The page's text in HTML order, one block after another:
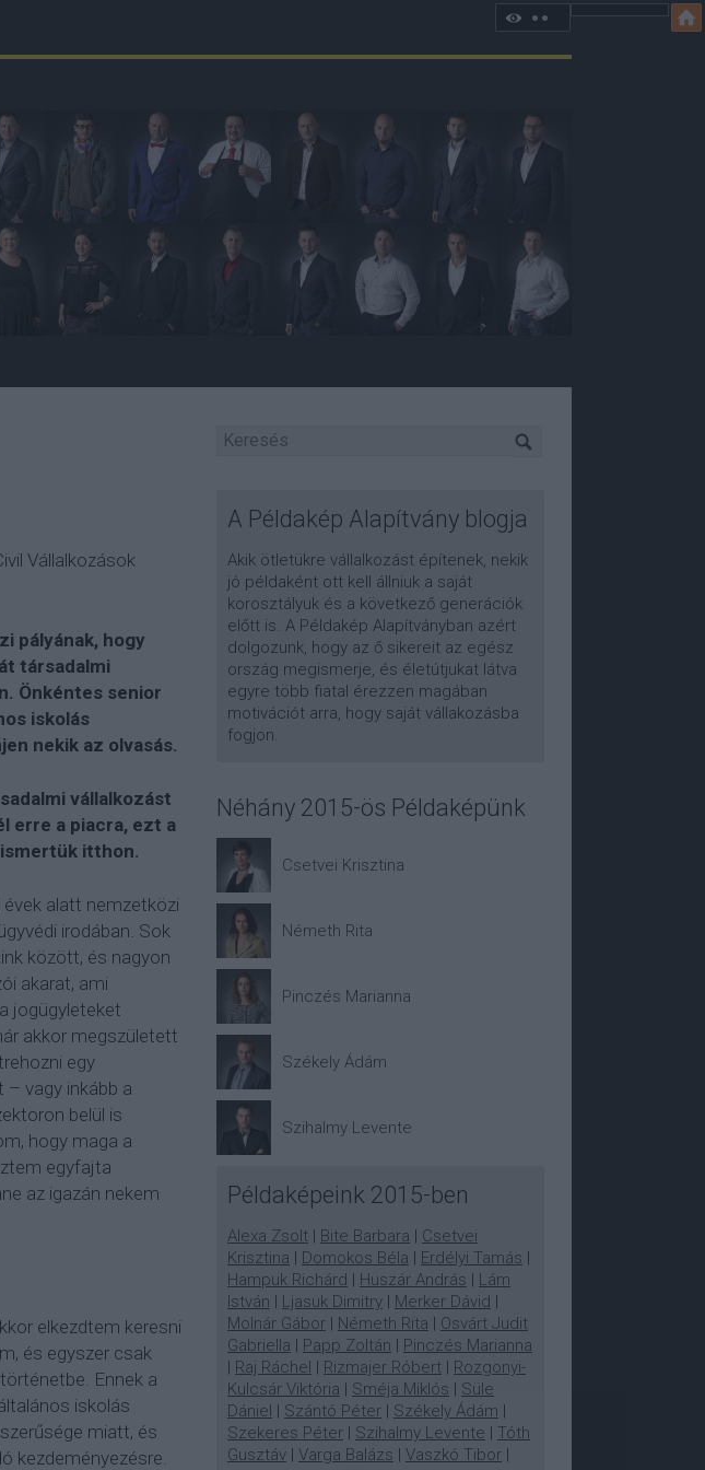
Vállalkozások
pályának, hogy
társadalmi
Önkéntes senior
iskolás
nekik az olvasás.
vállalkozást
erre a piacra, ezt a
itthon.
alatt nemzetközi
irodában. Sok
között, és nagyon
akarat, ami
jogügyleteket
akkor megszületett
egy
– vagy inkább a
belül is
hogy maga a
egyfajta
az igazán nekem
elkezdtem keresni
és egyszer csak
Ennek a
iskolás
miatt, és
kezdeményezésre.
A Példakép Alapítvány blogja
Akik ötletükre vállalkozást építenek, nekik
jó példaként ott kell állniuk a saját
korosztályuk és a következő generációk
előtt is. A Példakép Alapítványban azért
dolgozunk, hogy az ő sikereit az egész
ország megismerje, és életútjukat látva
egyre több fiatal érezzen magában
motivációt arra, hogy saját vállakozásba
fogjon.
Néhány 2015-ös Példaképünk
Csetvei Krisztina
Németh Rita
Pinczés Marianna
Székely Ádám
Szihalmy Levente
Példaképeink 2015-ben
Alexa Zsolt | Bite Barbara | Csetvei
Krisztina | Domokos Béla | Erdélyi Tamás |
Hampuk Richárd | Huszár András | Lám
István | Ljasuk Dimitry | Merker Dávid |
Molnár Gábor | Németh Rita | Osvárt Judit
Gabriella | Papp Zoltán | Pinczés Marianna
| Raj Ráchel | Rizmajer Róbert | Rozgonyi-
Kulcsár Viktória | Sméja Miklós | Süle
Dániel | Szántó Péter | Székely Ádám |
Szekeres Péter | Szihalmy Levente | Tóth
Gusztáv | Varga Balázs | Vaszkó Tibor |